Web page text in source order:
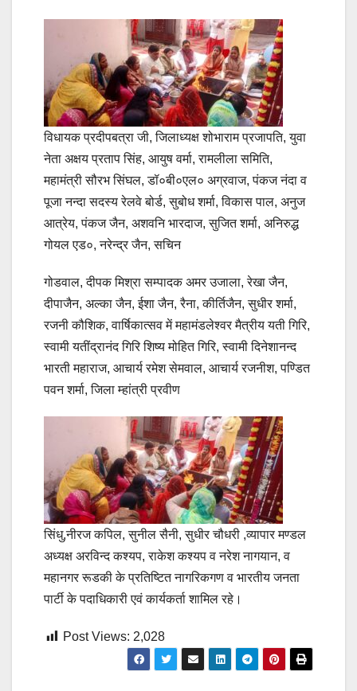
विधायक प्रदीपबत्रा जी, जिलाध्यक्ष शोभाराम प्रजापति, युवा
नेता अक्षय प्रताप सिंह, आयुष वर्मा, रामलीला समिति,
महामंत्री सौरभ सिंघल, डॉ०बी०एल० अग्रवाज, पंकज नंदा व
पूजा नन्दा सदस्य रेलवे बोर्ड, सुबोध शर्मा, विकास पाल, अनुज
आत्रेय, पंकज जैन, अशवनि भारदाज, सुजित शर्मा, अनिरुद्ध
गोयल एड०, नरेन्द्र जैन, सचिन
गोडवाल, दीपक मिश्रा सम्पादक अमर उजाला, रेखा जैन,
दीपाजैन, अल्का जैन, ईशा जैन, रैना, कीर्तिजैन, सुधीर शर्मा,
रजनी कौशिक, वार्षिकात्सव में महामंडलेश्वर मैत्रीय यती गिरि,
स्वामी यतींद्रानंद गिरि शिष्य मोहित गिरि, स्वामी दिनेशानन्द
भारती महाराज, आचार्य रमेश सेमवाल, आचार्य रजनीश, पण्डित
पवन शर्मा, जिला म्हांत्री प्रवीण
सिंधु,नीरज कपिल, सुनील सैनी, सुधीर चौधरी ,व्यापार मण्डल
अध्यक्ष अरविन्द कश्यप, राकेश कश्यप व नरेश नागयान, व
महानगर रूडकी के प्रतिष्टित नागरिकगण व भारतीय जनता
पार्टी के पदाधिकारी एवं कार्यकर्ता शामिल रहे।
Post Views: 2,028